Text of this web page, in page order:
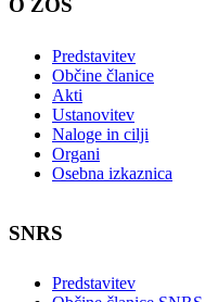
O ZOS
Predstavitev
Občine članice
Akti
Ustanovitev
Naloge in cilji
Organi
Osebna izkaznica
SNRS
Predstavitev